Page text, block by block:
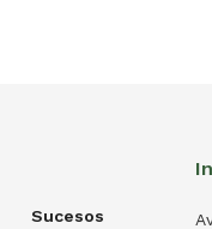
Sucesos